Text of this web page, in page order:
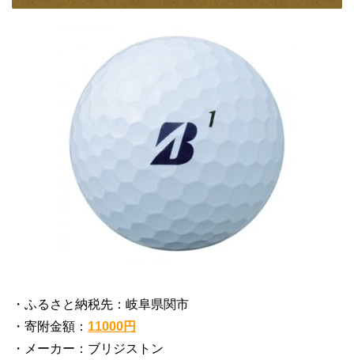
・ふるさと納税先：岐阜県関市
・寄附金額： 11000円
・メーカー：ブリジストン